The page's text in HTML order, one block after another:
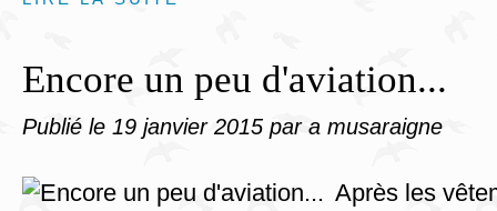
Encore un peu d'aviation...
Publié le 19 janvier 2015 par a musaraigne
Après les